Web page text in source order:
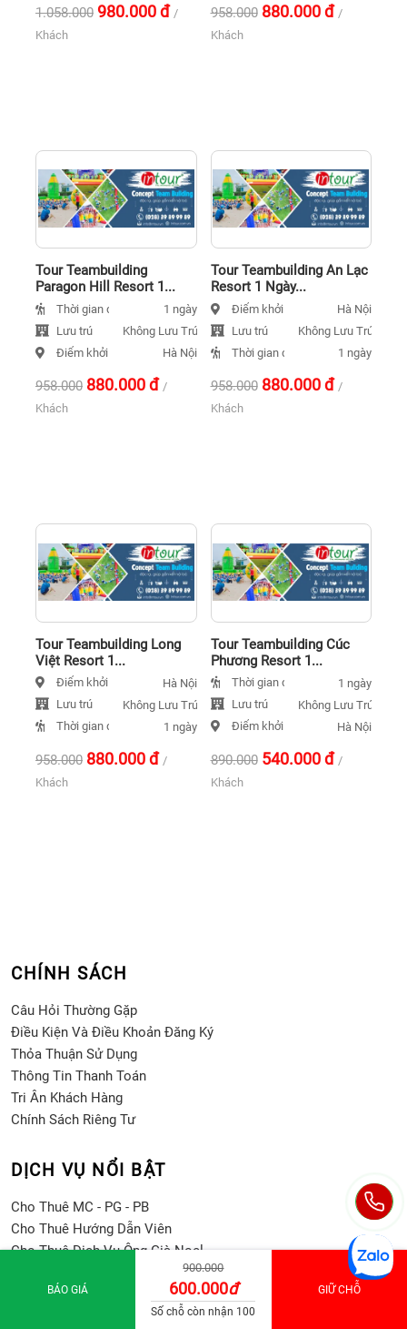
1.058.000 980.000đ /
Khách
958.000 880.000đ /
Khách
Tour Teambuilding
Paragon Hill Resort 1...
Thời gian đi
1 ngày
Lưu trú
Không Lưu Trú
Điểm khởi hành
Hà Nội
958.000 880.000đ /
Khách
Tour Teambuilding An Lạc
Resort 1 Ngày...
Điểm khởi hành
Hà Nội
Lưu trú
Không Lưu Trú
Thời gian đi
1 ngày
958.000 880.000đ /
Khách
Tour Teambuilding Long
Việt Resort 1...
Điểm khởi hành
Hà Nội
Lưu trú
Không Lưu Trú
Thời gian đi
1 ngày
958.000 880.000đ /
Khách
Tour Teambuilding Cúc
Phương Resort 1...
Thời gian đi
1 ngày
Lưu trú
Không Lưu Trú
Điểm khởi hành
Hà Nội
890.000 540.000đ /
Khách
BÁO GIÁ
900.000
600.000đ
Số chỗ còn nhận 100
GIỮ CHỖ
CHÍNH SÁCH
Câu Hỏi Thường Gặp
Điều Kiện Và Điều Khoản Đăng Ký
Thỏa Thuận Sử Dụng
Thông Tin Thanh Toán
Tri Ân Khách Hàng
Chính Sách Riêng Tư
DỊCH VỤ NỔI BẬT
Cho Thuê MC - PG - PB
Cho Thuê Hướng Dẫn Viên
Cho Thuê Dịch Vụ Ông Già Noel
Cho Thuê Đồ Team / Game Tools
Cho Thuê Âm Thanh Ánh Sáng Sự Kiện